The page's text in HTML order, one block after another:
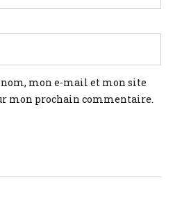
mon e-mail et mon site
mon prochain commentaire.